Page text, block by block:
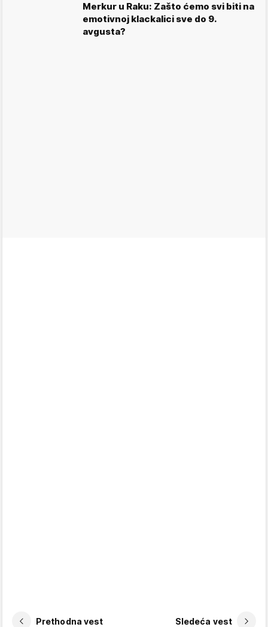
Merkur u Raku: Zašto ćemo svi biti na
emotivnoj klackalici sve do 9.
avgusta?
Prethodna vest Sledeća vest